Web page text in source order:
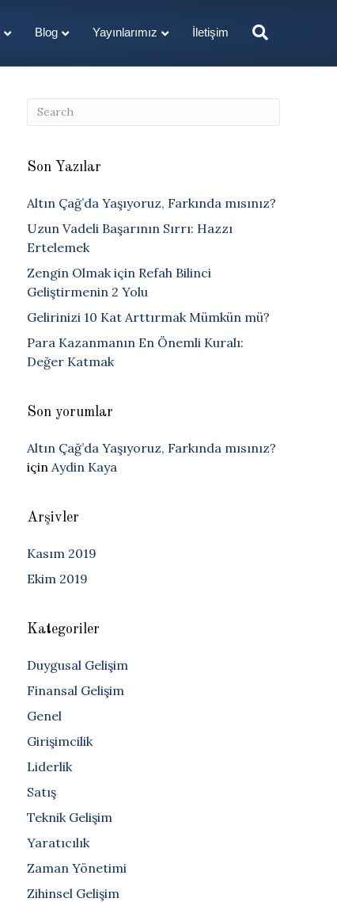
Blog Yayınlarımız İletişim
Son Yazılar
Altın Çağ’da Yaşıyoruz, Farkında mısınız?
Uzun Vadeli Başarının Sırrı: Hazzı
Ertelemek
Zengin Olmak için Refah Bilinci
Geliştirmenin 2 Yolu
Gelirinizi 10 Kat Arttırmak Mümkün mü?
Para Kazanmanın En Önemli Kuralı:
Değer Katmak
Son yorumlar
Altın Çağ’da Yaşıyoruz, Farkında mısınız?
için Aydin Kaya
Arşivler
Kasım 2019
Ekim 2019
Kategoriler
Duygusal Gelişim
Finansal Gelişim
Genel
Girişimcilik
Liderlik
Satış
Teknik Gelişim
Yaratıcılık
Zaman Yönetimi
Zihinsel Gelişim